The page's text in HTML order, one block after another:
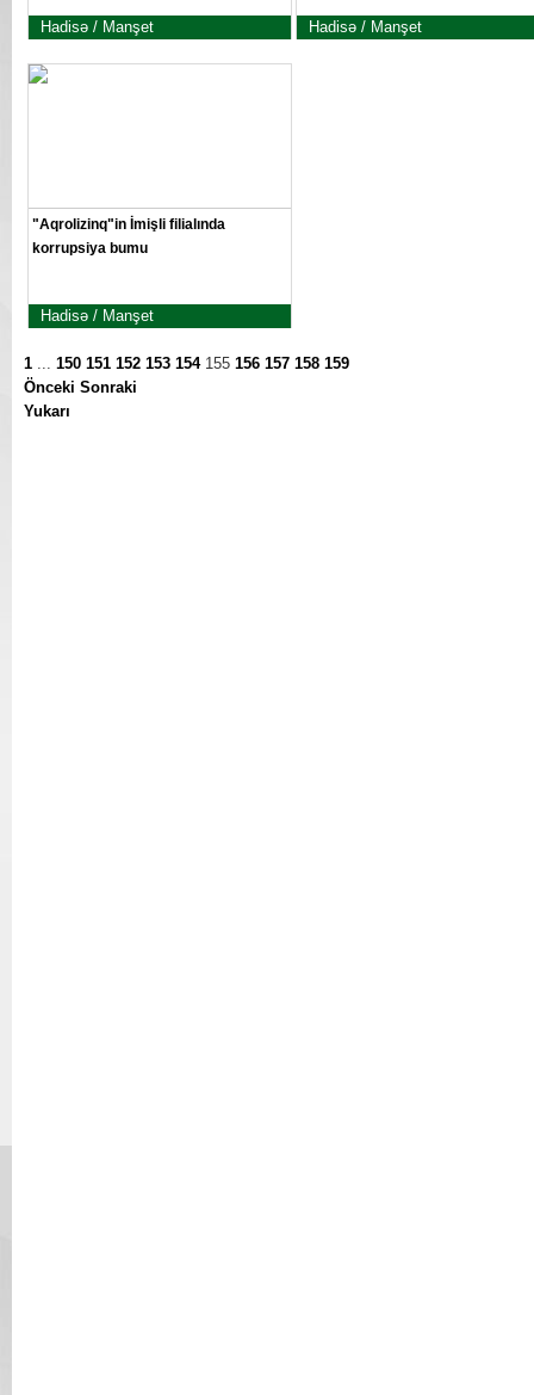
Hadisə / Manşet Hadisə / Manşet
"Aqrolizinq"in İmişli filialında
korrupsiya bumu
Hadisə / Manşet
1 ... 150 151 152 153 154 155 156 157 158 159
Önceki Sonraki
Yukarı